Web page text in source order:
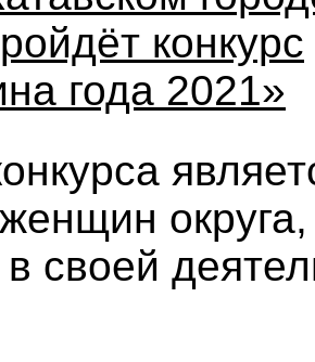
конкурс
года 2021»
своей